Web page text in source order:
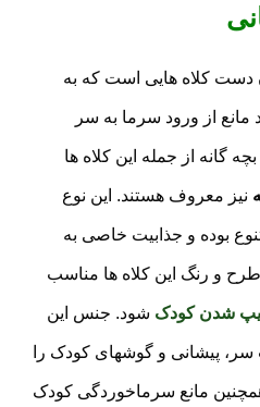
دست کلاه هایی است که به
از ورود سرما به سر
گانه از جمله این کلاه ها
نیز معروف هستند. این نوع
بوده و جذابیت خاصی به
و رنگ این کلاه ها مناسب
شدن کودک شود. جنس این
پیشانی و گوشهای کودک را
مانع سرماخوردگی کودک